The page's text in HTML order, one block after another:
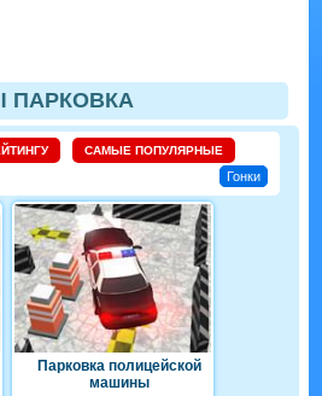
ПАРКОВКА
САМЫЕ ПОПУЛЯРНЫЕ
Гонки
Парковка полицейской
машины